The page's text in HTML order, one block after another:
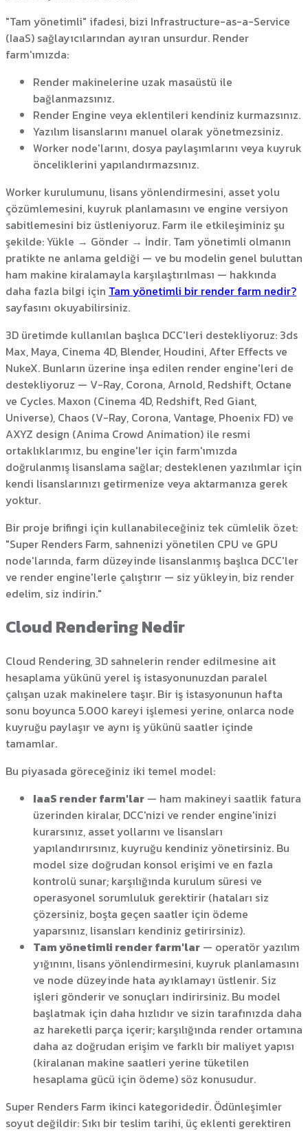
"Tam yönetimli" ifadesi, bizi Infrastructure-as-a-Service
(IaaS) sağlayıcılarından ayıran unsurdur. Render
farm'ımızda:
Render makinelerine uzak masaüstü ile
bağlanmazsınız.
Render Engine veya eklentileri kendiniz kurmazsınız.
Yazılım lisanslarını manuel olarak yönetmezsiniz.
Worker node'larını, dosya paylaşımlarını veya kuyruk
önceliklerini yapılandırmazsınız.
Worker kurulumunu, lisans yönlendirmesini, asset yolu
çözümlemesini, kuyruk planlamasını ve engine versiyon
sabitlemesini biz üstleniyoruz. Farm ile etkileşiminiz şu
şekilde: Yükle → Gönder → İndir. Tam yönetimli olmanın
pratikte ne anlama geldiği — ve bu modelin genel buluttan
ham makine kiralamayla karşılaştırılması — hakkında
daha fazla bilgi için Tam yönetimli bir render farm nedir?
sayfasını okuyabilirsiniz.
3D üretimde kullanılan başlıca DCC'leri destekliyoruz: 3ds
Max, Maya, Cinema 4D, Blender, Houdini, After Effects ve
NukeX. Bunların üzerine inşa edilen render engine'leri de
destekliyoruz — V-Ray, Corona, Arnold, Redshift, Octane
ve Cycles. Maxon (Cinema 4D, Redshift, Red Giant,
Universe), Chaos (V-Ray, Corona, Vantage, Phoenix FD) ve
AXYZ design (Anima Crowd Animation) ile resmi
ortaklıklarımız, bu engine'ler için farm'ımızda
doğrulanmış lisanslama sağlar; desteklenen yazılımlar için
kendi lisanslarınızı getirmenize veya aktarmanıza gerek
yoktur.
Bir proje brifingi için kullanabileceğiniz tek cümlelik özet:
"Super Renders Farm, sahnenizi yönetilen CPU ve GPU
node'larında, farm düzeyinde lisanslanmış başlıca DCC'ler
ve render engine'lerle çalıştırır — siz yükleyin, biz render
edelim, siz indirin."
Cloud Rendering Nedir
Cloud Rendering, 3D sahnelerin render edilmesine ait
hesaplama yükünü yerel iş istasyonunuzdan paralel
çalışan uzak makinelere taşır. Bir iş istasyonunun hafta
sonu boyunca 5.000 kareyi işlemesi yerine, onlarca node
kuyruğu paylaşır ve aynı iş yükünü saatler içinde
tamamlar.
Bu piyasada göreceğiniz iki temel model:
IaaS render farm'lar — ham makineyi saatlik fatura
üzerinden kiralar, DCC'nizi ve render engine'inizi
kurarsınız, asset yollarını ve lisansları
yapılandırırsınız, kuyruğu kendiniz yönetirsiniz. Bu
model size doğrudan konsol erişimi ve en fazla
kontrolü sunar; karşılığında kurulum süresi ve
operasyonel sorumluluk gerektirir (hataları siz
çözersiniz, boşta geçen saatler için ödeme
yaparsınız, lisansları kendiniz getirirsiniz).
Tam yönetimli render farm'lar — operatör yazılım
yığınını, lisans yönlendirmesini, kuyruk planlamasını
ve node düzeyinde hata ayıklamayı üstlenir. Siz
işleri gönderir ve sonuçları indirirsiniz. Bu model
başlatmak için daha hızlıdır ve sizin tarafınızda daha
az hareketli parça içerir; karşılığında render ortamına
daha az doğrudan erişim ve farklı bir maliyet yapısı
(kiralanan makine saatleri yerine tüketilen
hesaplama gücü için ödeme) söz konusudur.
Super Renders Farm ikinci kategoridedir. Ödünleşimler
soyut değildir: Sıkı bir teslim tarihi, üç eklenti gerektiren